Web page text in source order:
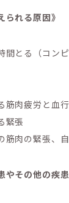
られる原因》
とる（コン
筋肉疲労と血
緊張
筋肉の緊張、
やその他の疾